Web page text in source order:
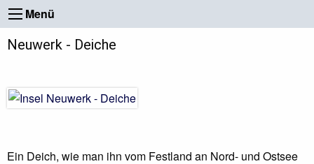
Menü
Neuwerk - Deiche
Ein Deich, wie man ihn vom Festland an Nord- und Ostsee